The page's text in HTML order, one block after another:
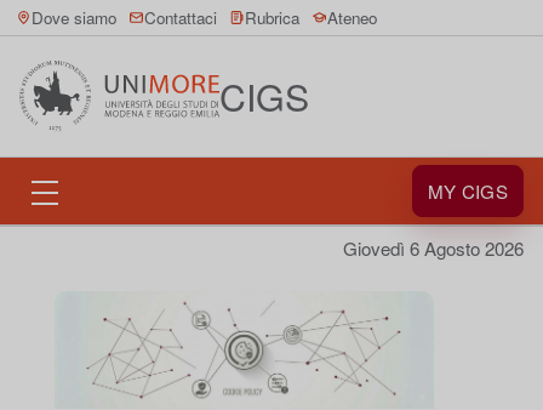
Dove siamo Contattaci Rubrica Ateneo
CIGS
MY CIGS
Giovedì 6 Agosto 2026